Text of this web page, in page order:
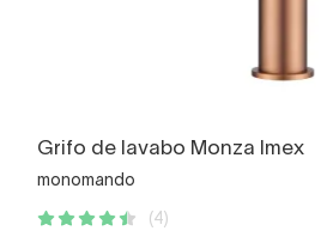
Grifo de lavabo Monza Imex
monomando
(4)